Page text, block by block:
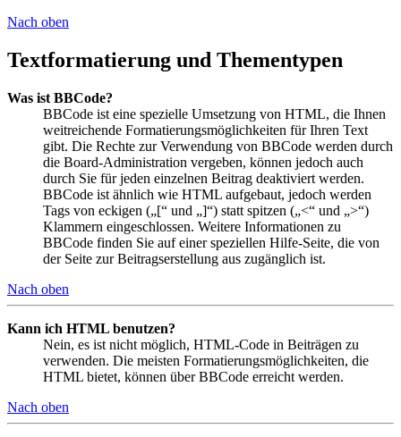
Nach oben
Textformatierung und Thementypen
Was ist BBCode?
BBCode ist eine spezielle Umsetzung von HTML, die Ihnen
weitreichende Formatierungsmöglichkeiten für Ihren Text
gibt. Die Rechte zur Verwendung von BBCode werden durch
die Board-Administration vergeben, können jedoch auch
durch Sie für jeden einzelnen Beitrag deaktiviert werden.
BBCode ist ähnlich wie HTML aufgebaut, jedoch werden
Tags von eckigen („[“ und „]“) statt spitzen („<“ und „>“)
Klammern eingeschlossen. Weitere Informationen zu
BBCode finden Sie auf einer speziellen Hilfe-Seite, die von
der Seite zur Beitragserstellung aus zugänglich ist.
Nach oben
Kann ich HTML benutzen?
Nein, es ist nicht möglich, HTML-Code in Beiträgen zu
verwenden. Die meisten Formatierungsmöglichkeiten, die
HTML bietet, können über BBCode erreicht werden.
Nach oben